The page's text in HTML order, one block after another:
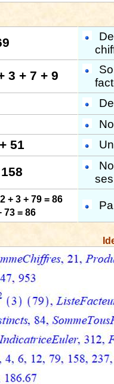
3 + 7 + 9
51
+ 3 + 79 = 86
73 = 86